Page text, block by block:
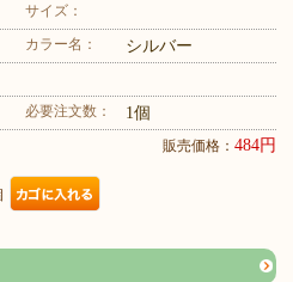
サイズ：
カラー名： シルバー
必要注文数： 1個
販売価格： 484円